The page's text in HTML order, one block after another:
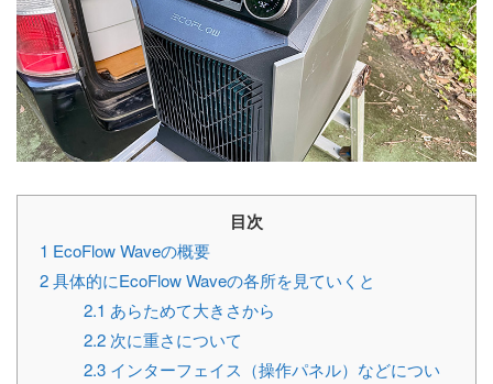
目次
1 EcoFlow Waveの概要
2具体的にEcoFlow Waveの各所を見ていくと
2.1 あらためて大きさから
2.2 次に重さについて
2.3 インターフェイス（操作パネル）などについ